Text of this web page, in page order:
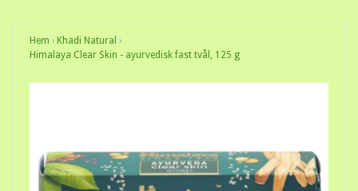
Hem › Khadi Natural ›
Himalaya Clear Skin - ayurvedisk fast tvål, 125 g